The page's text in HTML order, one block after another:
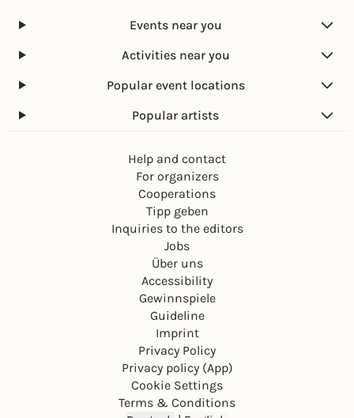
Events near you
Activities near you
Popular event locations
Popular artists
Help and contact
For organizers
Cooperations
Tipp geben
Inquiries to the editors
Jobs
Über uns
Accessibility
Gewinnspiele
Guideline
Imprint
Privacy Policy
Privacy policy (App)
Cookie Settings
Terms & Conditions